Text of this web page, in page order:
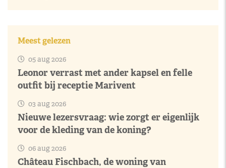
Meest gelezen
05 aug 2026
Leonor verrast met ander kapsel en felle
outfit bij receptie Marivent
03 aug 2026
Nieuwe lezersvraag: wie zorgt er eigenlijk
voor de kleding van de koning?
06 aug 2026
Château Fischbach, de woning van